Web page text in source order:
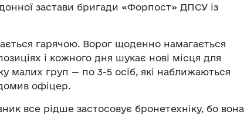
застави бригади «Форпост» ДПСУ із
гарячою. Ворог щоденно намагається
і кожного дня шукає нові місця для
малих груп — по 3-5 осіб, які наближаються
офіцер.
все рідше застосовує бронетехніку, бо вона